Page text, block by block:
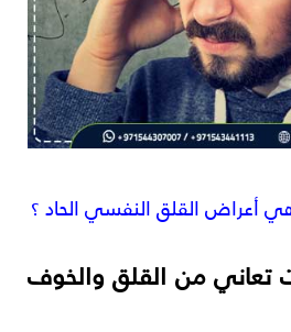
أعراض القلق النفسي الحاد ؟
تعاني من القلق والخوف